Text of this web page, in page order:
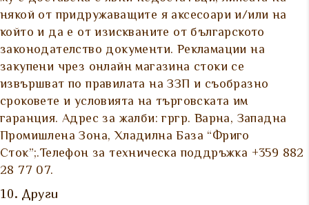
някой от придружаващите я аксесоари и/или на
който и да е от изискваните от българското
законодателство документи. Рекламации на
закупени чрез онлайн магазина стоки се
извършват по правилата на ЗЗП и съобразно
сроковете и условията на търговската им
гаранция. Адрес за жалби: гргр. Варна, Западна
Промишлена Зона, Хладилна База “Фриго
Сток”;.Телефон за техническа поддръжка +359 882
28 77 07.
10. Други